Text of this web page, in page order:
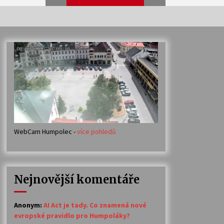
Veselí muzikanti
30. 7. 2026
Votavžatský ploty
23. 7. 2026
14. 7. 2026
30. 6. 2026
WebCam Humpolec -více pohledů
Nejnovější komentáře
Anonym: AI Act je tady. Co znamená nové
evropské pravidlo pro Humpoláky?